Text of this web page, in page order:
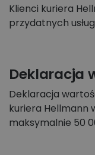
Klienci kuriera
przydatnych
Deklaracja
Deklaracja
kuriera Hellmann
maksymalnie 50